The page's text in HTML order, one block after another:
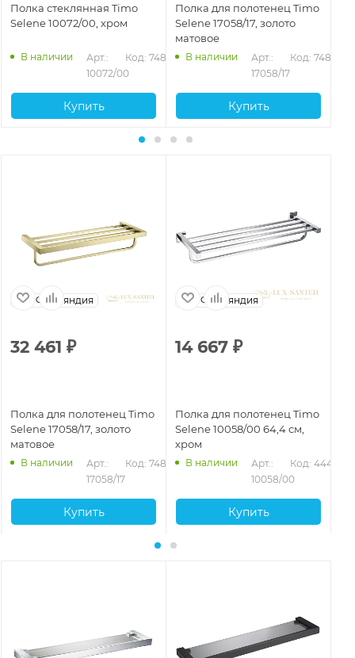
Полка стеклянная Timo
Selene 10072/00, хром
В наличии
Арт.:
10072/00
Код: 74893
Купить
Полка для полотенец Timo
Selene 17058/17, золото
матовое
В наличии
Арт.:
17058/17
Код: 74882
Купить
Финляндия
32 461 ₽
Полка для полотенец Timo
Selene 17058/17, золото
матовое
В наличии
Арт.:
17058/17
Код: 74882
Купить
Финляндия
14 667 ₽
Полка для полотенец Timo
Selene 10058/00 64,4 см,
хром
В наличии
Арт.:
10058/00
Код: 44470
Купить